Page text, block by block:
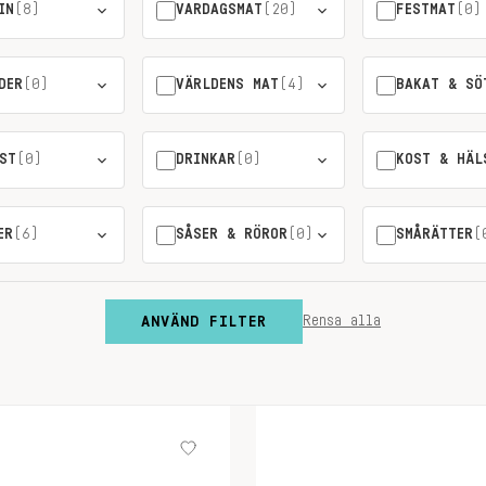
(8) VARDAGSMAT (20) FESTMAT (0)
(0) VÄRLDENS MAT (4) BAKAT &
(0) DRINKAR(0) KOST &
(6) SÅSER & RÖROR(0) SMÅRÄTTER
ANVÄND FILTER Rensa alla